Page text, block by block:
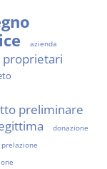
azienda
proprietari
preliminare
donazione
prelazione